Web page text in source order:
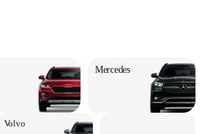
Mercedes
Volvo